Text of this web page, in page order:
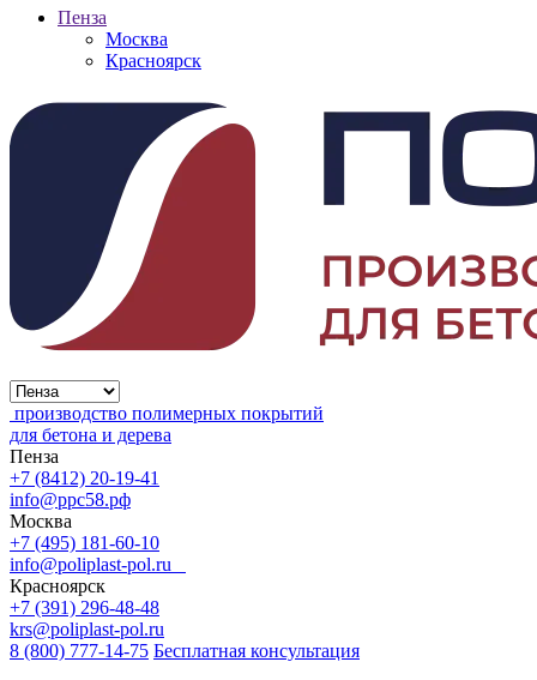
Пенза
Москва
Красноярск
производство полимерных покрытий
для бетона и дерева
Пенза
+7 (8412) 20-19-41
info@ррс58.рф
Москва
+7 (495) 181-60-10
info@poliplast-pol.ru
Красноярск
+7 (391) 296-48-48
krs@poliplast-pol.ru
8 (800) 777-14-75 Бесплатная консультация